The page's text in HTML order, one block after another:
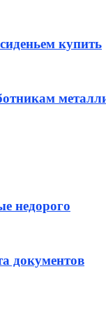
купить
недорого
документов